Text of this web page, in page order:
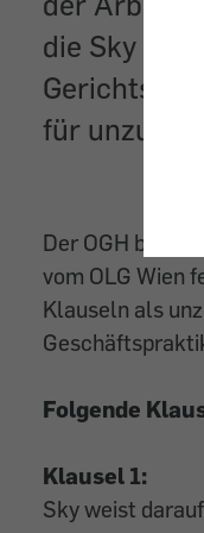
die Sky
Gerichtshof
für
Der OGH
vom OLG Wien
Klauseln als
Folgende
Klausel 1:
Sky weist